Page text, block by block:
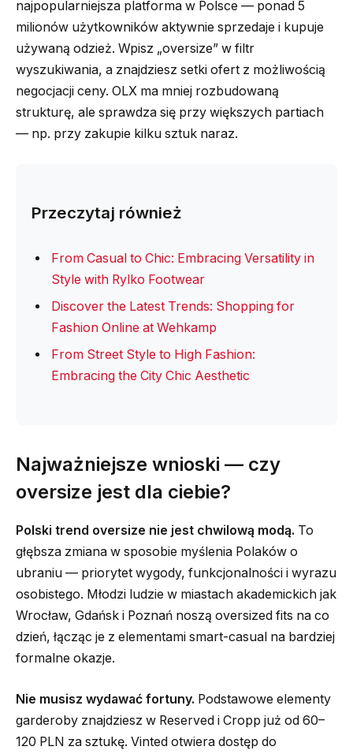
najpopularniejsza platforma w Polsce — ponad 5
milionów użytkowników aktywnie sprzedaje i kupuje
używaną odzież. Wpisz „oversize” w filtr
wyszukiwania, a znajdziesz setki ofert z możliwością
negocjacji ceny. OLX ma mniej rozbudowaną
strukturę, ale sprawdza się przy większych partiach
— np. przy zakupie kilku sztuk naraz.
Przeczytaj również
From Casual to Chic: Embracing Versatility in
Style with Rylko Footwear
Discover the Latest Trends: Shopping for
Fashion Online at Wehkamp
From Street Style to High Fashion:
Embracing the City Chic Aesthetic
Najważniejsze wnioski — czy
oversize jest dla ciebie?
Polski trend oversize nie jest chwilową modą. To
głębsza zmiana w sposobie myślenia Polaków o
ubraniu — priorytet wygody, funkcjonalności i wyrazu
osobistego. Młodzi ludzie w miastach akademickich jak
Wrocław, Gdańsk i Poznań noszą oversized fits na co
dzień, łącząc je z elementami smart-casual na bardziej
formalne okazje.
Nie musisz wydawać fortuny. Podstawowe elementy
garderoby znajdziesz w Reserved i Cropp już od 60–
120 PLN za sztukę. Vinted otwiera dostęp do